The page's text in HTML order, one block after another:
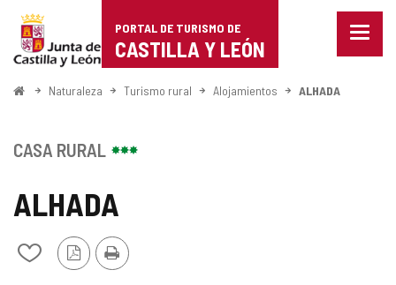
Portal
de
Turismo
Castilla
León
PORTAL DE TURISMO DE
CASTILLA Y LEÓN
Menu
InicioNaturaleza Turismo rural Alojamientos ALHADA
ALHADA
Añadir/quitar
Versión
PDF
Imprimir
CASA RURAL